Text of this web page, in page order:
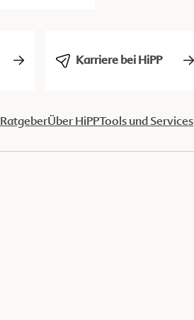
Karriere bei HiPP
RatgeberÜber HiPPTools und Services